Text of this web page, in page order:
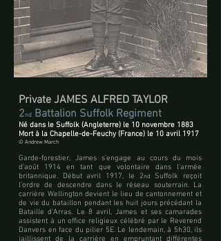
Private JAMES ALFRED TAYLOR
2nd Battalion Suffolk Regiment
Né dans le Suffolk (Angleterre) le 10 novembre 1883
Mort à la Chapelle-de-Feuchy (France) le 10 avril 1917
© Andrew March
Garde-forestier, James s’engage au cours du mois
d’août 1914 en tant que volontaire dans l’armée
britannique. Début avril 1917, le 2nd
Suffolk reçoit
l’ordre de descendre dans le réseau souterrain. La
carrière Wellington devient le lieu de cantonnement et
de vie du bataillon pendant les huit jours précédant la
Bataille d’Arras. Le 8 avril, James et ses camarades
assistent à un office religieux célébré par le Reverend
Danvers en face du pilier 5E. Le lendemain, à 5h30, ils